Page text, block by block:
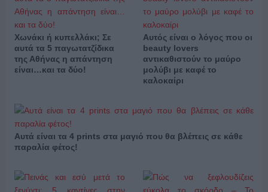
Χωνάκι ή κυπελλάκι; Σε
αυτά τα 5 παγωτατζίδικα
της Αθήνας η απάντηση
είναι…και τα δύο!
Αυτός είναι ο λόγος που οι
beauty lovers
αντικαθιστούν το μαύρο
μολύβι με καφέ το
καλοκαίρι
Αυτά είναι τα 4 prints στα μαγιό που θα βλέπεις σε κάθε
παραλία φέτος!